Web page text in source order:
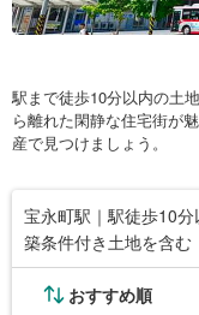
駅まで徒歩10分以内の土
ら離れた閑静な住宅街が
産で見つけましょう。
宝永町駅｜駅徒歩10
築条件付き土地を含む
おすすめ順